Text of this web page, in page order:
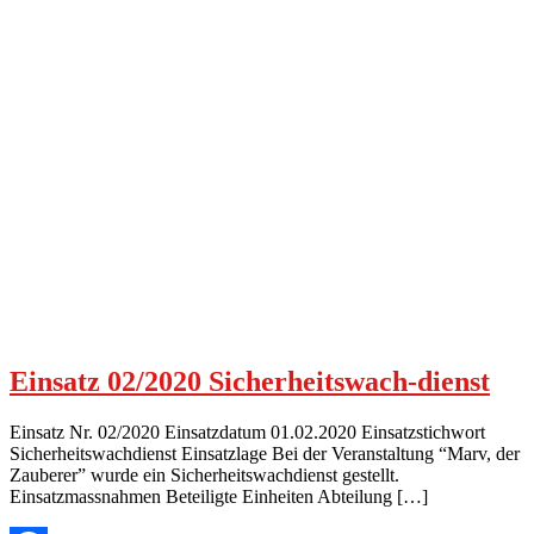
Einsatz 02/2020 Sicherheitswach-dienst
Einsatz Nr. 02/2020 Einsatzdatum 01.02.2020 Einsatzstichwort
Sicherheitswachdienst Einsatzlage Bei der Veranstaltung “Marv, der
Zauberer” wurde ein Sicherheitswachdienst gestellt.
Einsatzmassnahmen Beteiligte Einheiten Abteilung […]